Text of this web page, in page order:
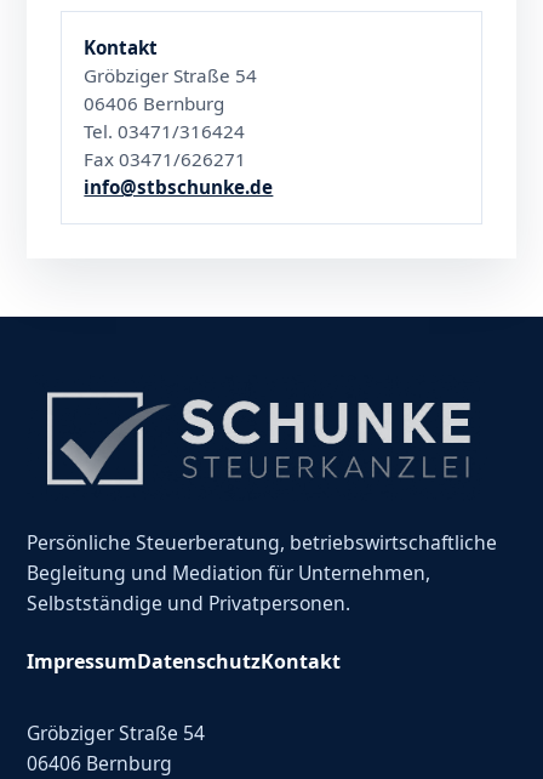
Kontakt
Gröbziger Straße 54
06406 Bernburg
Tel. 03471/316424
Fax 03471/626271
info@stbschunke.de
Persönliche Steuerberatung, betriebswirtschaftliche
Begleitung und Mediation für Unternehmen,
Selbstständige und Privatpersonen.
ImpressumDatenschutzKontakt
Gröbziger Straße 54
06406 Bernburg